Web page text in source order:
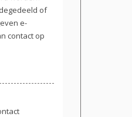
of
e-
contact op